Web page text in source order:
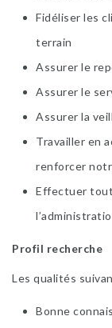
Fidéliser les
terrain
Assurer le
Assurer le
Assurer la
Travailler en
renforcer
Effectuer
Profil recherche
Les qualités
Bonne